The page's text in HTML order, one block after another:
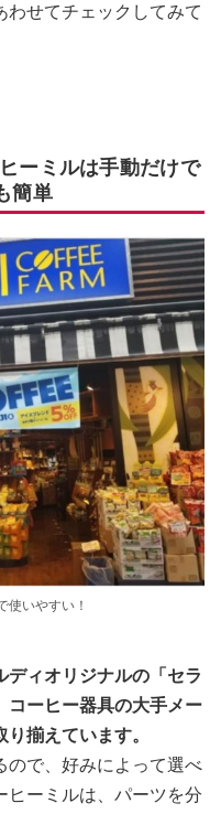
せてチェックしてみて
ーミルは手動だけで
簡単
使いやすい！
ディオリジナルの「セラ
コーヒー器具の大手メー
揃えています。
ので、好みによって選べ
ヒーミルは、パーツを分